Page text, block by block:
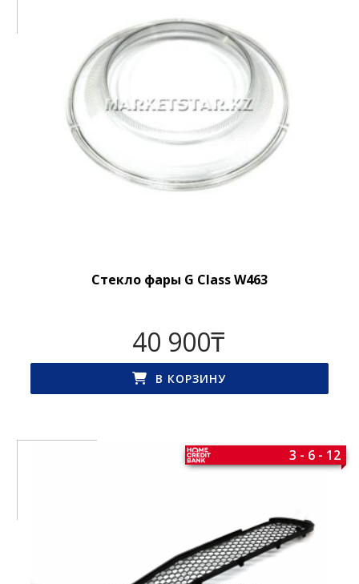
Стекло фары G Class W463
40 900₸
В КОРЗИНУ
3 - 6 - 12